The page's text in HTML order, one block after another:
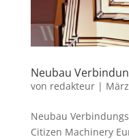
Neubau
von redakteur|
Neubau
Citizen Machinery